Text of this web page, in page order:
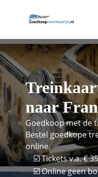
naar
Goedkoop met de
Bestel goedkope
online.
☑️ Tickets v.a. €
☑️ Online geen